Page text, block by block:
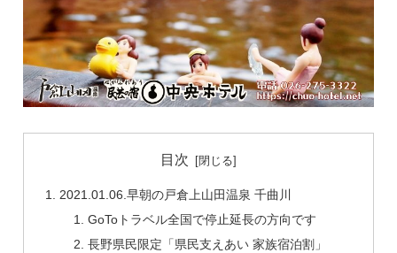
目次
2021.01.06.早朝の戸倉上山田温泉 千曲川
GoToトラベル全国で停止延長の方向です
長野県民限定「県民支えあい 家族宿泊割」